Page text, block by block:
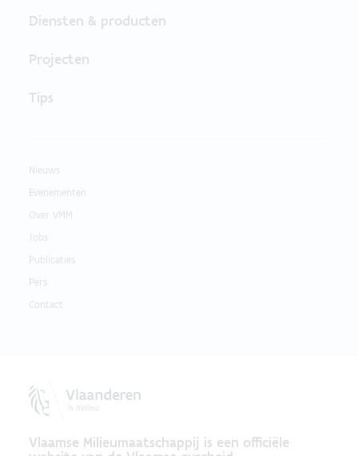
Diensten & producten
Projecten
Tips
Nieuws
Evenementen
Over VMM
Jobs
Publicaties
Pers
Contact
Vlaamse Milieumaatschappij is een officiële